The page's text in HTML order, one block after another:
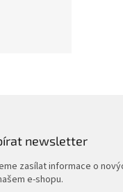
newsletter
zasílat informace o
e-shopu.